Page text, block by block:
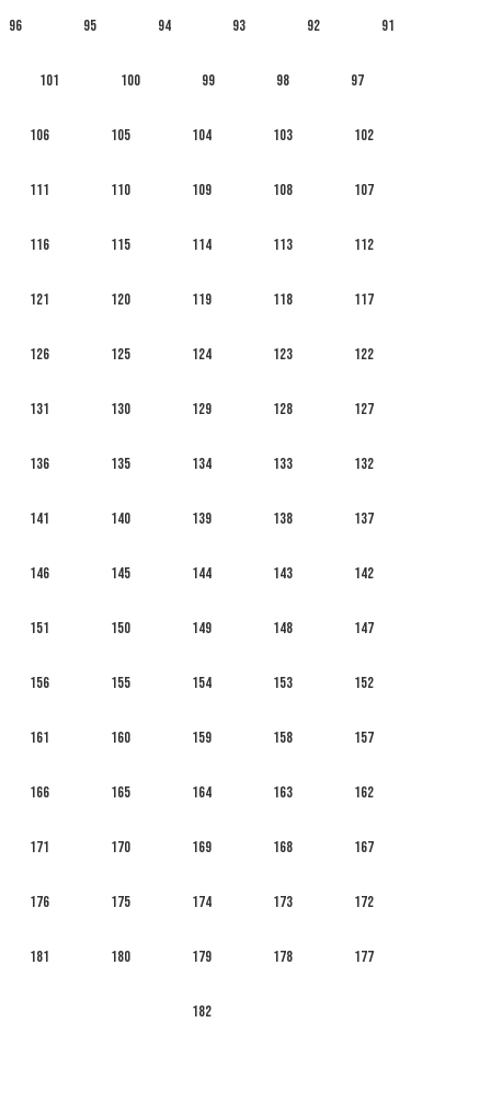
91
92
93
94
95
96
97
98
99
100
101
102
103
104
105
106
107
108
109
110
111
112
113
114
115
116
117
118
119
120
121
122
123
124
125
126
127
128
129
130
131
132
133
134
135
136
137
138
139
140
141
142
143
144
145
146
147
148
149
150
151
152
153
154
155
156
157
158
159
160
161
162
163
164
165
166
167
168
169
170
171
172
173
174
175
176
177
178
179
180
181
182